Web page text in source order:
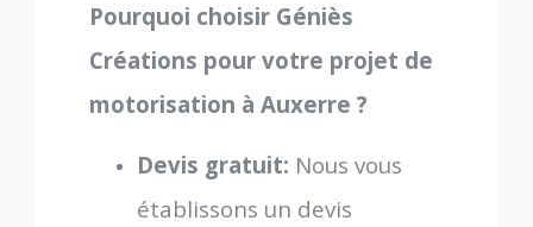
Pourquoi choisir Géniès
Créations pour votre projet de
motorisation à Auxerre ?
Devis gratuit: Nous vous
établissons un devis